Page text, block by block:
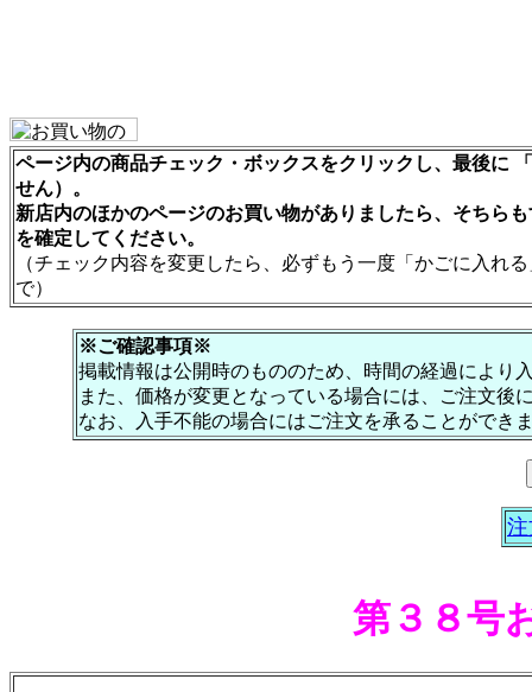
ページ内の商品チェック・ボックスをクリックし、最後に
せん）。
新店内のほかのページのお買い物がありましたら、そちら
を確定してください。
（チェック内容を変更したら、必ずもう一度「かごに入れ
で）
※ご確認事項※
掲載情報は公開時のもののため、時間の経過により
また、価格が変更となっている場合には、ご注文後
なお、入手不能の場合にはご注文を承ることができ
第３８号